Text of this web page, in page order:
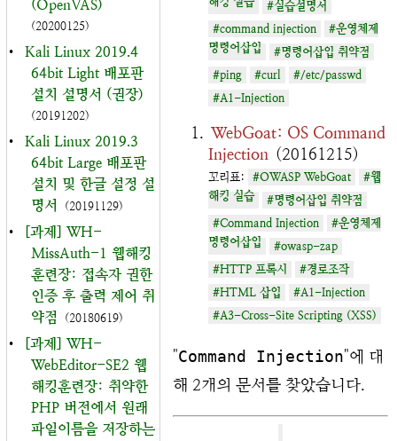
(OpenVAS)
(20200125)
•
Kali Linux 2019.4
64bit Light 배포판
설치 설명서 (권장)
(20191202)
•
Kali Linux 2019.3
64bit Large 배포판
설치 및 한글 설정 설
명서
(20191129)
•
[과제] WH-
MissAuth-1 웹해킹
훈련장: 접속자 권한
인증 후 출력 제어 취
약점
(20180619)
•
[과제] WH-
WebEditor-SE2 웹
해킹훈련장: 취약한
PHP 버전에서 원래
파일이름을 저장하는
해킹 실습
#실습설명서
#command injection
#운영체제
명령어삽입
#명령어삽입 취약점
#ping
#curl
#/etc/passwd
#A1-Injection
WebGoat: OS Command
Injection (20161215)
꼬리표: #OWASP WebGoat #웹
해킹 실습
#명령어삽입 취약점
#Command Injection
#운영체제
명령어삽입
#owasp-zap
#HTTP 프록시
#경로조작
#HTML 삽입
#A1-Injection
#A3-Cross-Site Scripting (XSS)
"Command Injection"에 대
해 2개의 문서를 찾았습니다.